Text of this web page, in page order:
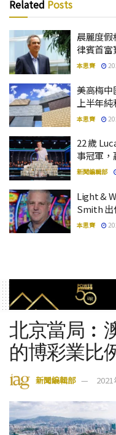
Related Posts
晨麗度
律賓首富
本思齊
美高梅中
上半年
本思齊
22 歲
事冠軍，
新聞編輯部
Light &
Smith 出
本思齊
北京當局︰
的博彩業比
新聞編輯部